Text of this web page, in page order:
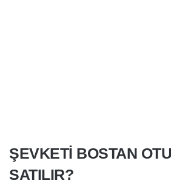
ŞEVKETI BOSTAN
SATILIR?